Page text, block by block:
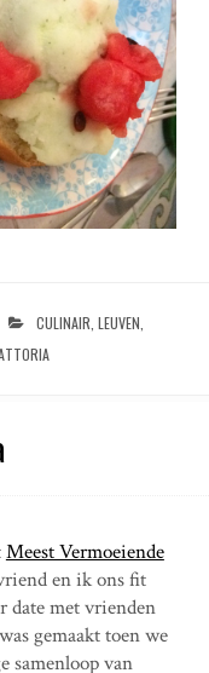
CULINAIR LEUVEN
Meest Vermoeiende
en ik ons fit
date met vrienden
gemaakt toen we
samenloop van